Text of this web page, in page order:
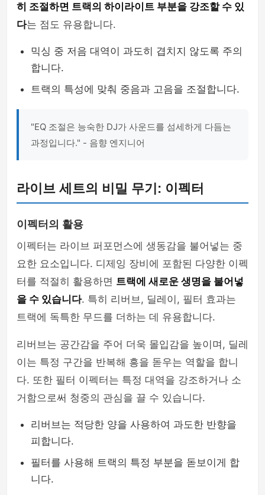
히 조절하면 트랙의 하이라이트 부분을 강조할 수 있
다는 점도 유용합니다.
믹싱 중 저음 대역이 과도히 겹치지 않도록 주의
합니다.
트랙의 특성에 맞춰 중음과 고음을 조절합니다.
"EQ 조절은 능숙한 DJ가 사운드를 섬세하게 다듬는
과정입니다." - 음향 엔지니어
라이브 세트의 비밀 무기: 이펙터
이펙터의 활용
이펙터는 라이브 퍼포먼스에 생동감을 불어넣는 중
요한 요소입니다. 디제잉 장비에 포함된 다양한 이펙
터를 적절히 활용하면 트랙에 새로운 생명을 불어넣
을 수 있습니다. 특히 리버브, 딜레이, 필터 효과는
트랙에 독특한 무드를 더하는 데 유용합니다.
리버브는 공간감을 주어 더욱 몰입감을 높이며, 딜레
이는 특정 구간을 반복해 흥을 돋우는 역할을 합니
다. 또한 필터 이펙터는 특정 대역을 강조하거나 소
거함으로써 청중의 관심을 끌 수 있습니다.
리버브는 적당한 양을 사용하여 과도한 반향을
피합니다.
필터를 사용해 트랙의 특정 부분을 돋보이게 합
니다.